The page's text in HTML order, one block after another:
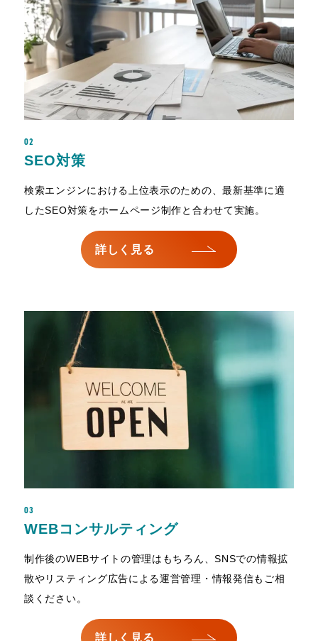
02
SEO対策
検索エンジンにおける上位表示のための、最新基準に適
したSEO対策をホームページ制作と合わせて実施。
詳しく見る
03
WEBコンサルティング
制作後のWEBサイトの管理はもちろん、SNSでの情報拡
散やリスティング広告による運営管理・情報発信もご相
談ください。
詳しく見る